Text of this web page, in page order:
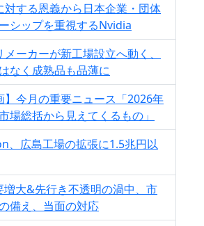
対する恩義から日本企業・団体
シップを重視するNvidia
ーカーが新工場設立へ動く、
なく成熟品も品薄に
】今月の重要ニュース「2026年
場総括から見えてくるもの」
、広島工場の拡張に1.5兆円以
増大&先行き不透明の渦中、市
備え、当面の対応